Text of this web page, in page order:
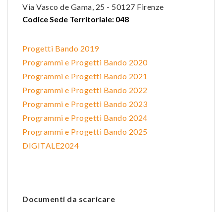
Via Vasco de Gama, 25 - 50127 Firenze
Codice Sede Territoriale: 048
Progetti Bando 2019
Programmi e Progetti Bando 2020
Programmi e Progetti Bando 2021
Programmi e Progetti Bando 2022
Programmi e Progetti Bando 2023
Programmi e Progetti Bando 2024
Programmi e Progetti Bando 2025
DIGITALE2024
Documenti da scaricare